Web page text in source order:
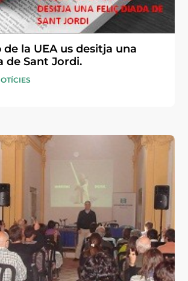
la UEA us desitja una
de Sant Jordi.